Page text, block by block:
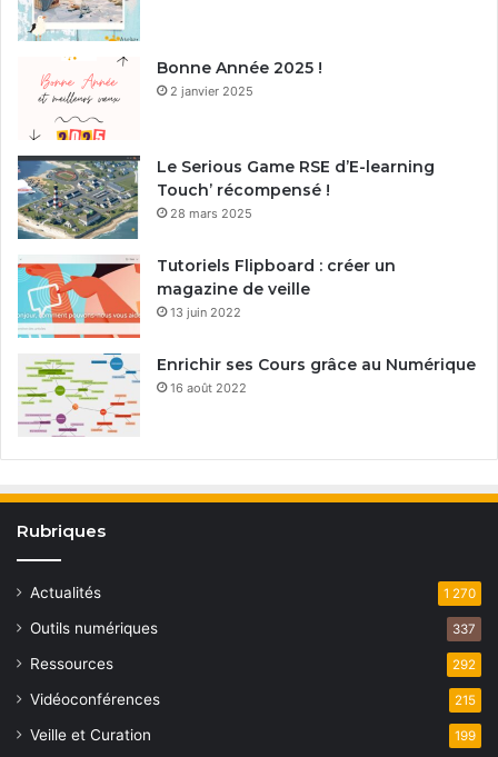
Bonne Année 2025 !
2 janvier 2025
Le Serious Game RSE d’E-learning
Touch’ récompensé !
28 mars 2025
Tutoriels Flipboard : créer un
magazine de veille
13 juin 2022
Enrichir ses Cours grâce au Numérique
16 août 2022
Rubriques
Actualités 1 270
Outils numériques 337
Ressources 292
Vidéoconférences 215
Veille et Curation 199